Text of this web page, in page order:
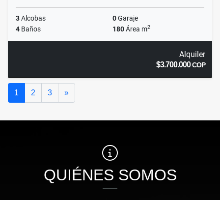
3Alcobas 0Garaje
4 Baños 180Área m2
Alquiler
$3.700.000COP
1 2 3 »Siguiente
QUIÉNES SOMOS